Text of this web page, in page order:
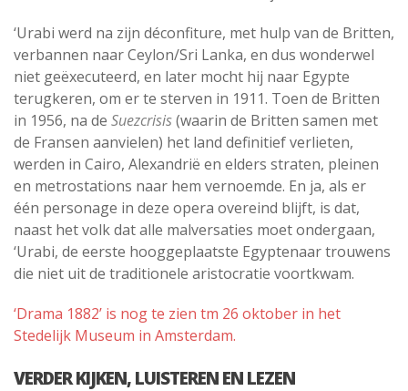
‘Urabi werd na zijn déconfiture, met hulp van de Britten,
verbannen naar Ceylon/Sri Lanka, en dus wonderwel
niet geëxecuteerd, en later mocht hij naar Egypte
terugkeren, om er te sterven in 1911. Toen de Britten
in 1956, na de Suezcrisis(waarin de Britten samen met
de Fransen aanvielen) het land definitief verlieten,
werden in Cairo, Alexandrië en elders straten, pleinen
en metrostations naar hem vernoemde. En ja, als er
één personage in deze opera overeind blijft, is dat,
naast het volk dat alle malversaties moet ondergaan,
‘Urabi, de eerste hooggeplaatste Egyptenaar trouwens
die niet uit de traditionele aristocratie voortkwam.
‘Drama 1882’ is nog te zien tm 26 oktober in het
Stedelijk Museum in Amsterdam.
VERDER KIJKEN, LUISTEREN EN LEZEN